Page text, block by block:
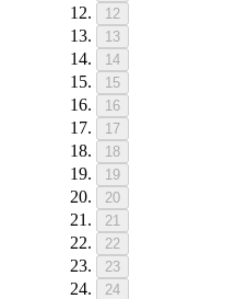
12
13
14
15
16
17
18
19
20
21
22
23
24